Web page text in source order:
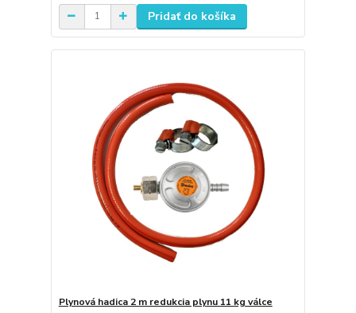
Pridať do košíka
Plynová hadica 2 m redukcia plynu 11 kg válce